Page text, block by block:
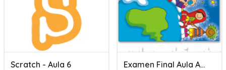
Scratch - Aula 6 Examen Final Aula Abierta